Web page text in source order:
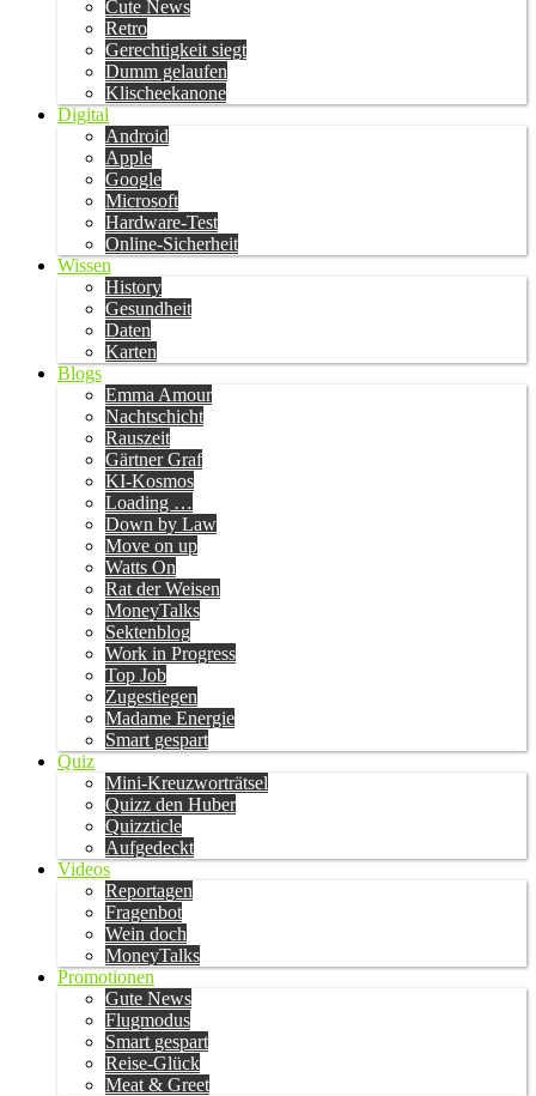
Cute News
Retro
Gerechtigkeit siegt
Dumm gelaufen
Klischeekanone
Digital
Android
Apple
Google
Microsoft
Hardware-Test
Online-Sicherheit
Wissen
History
Gesundheit
Daten
Karten
Blogs
Emma Amour
Nachtschicht
Rauszeit
Gärtner Graf
KI-Kosmos
Loading …
Down by Law
Move on up
Watts On
Rat der Weisen
MoneyTalks
Sektenblog
Work in Progress
Top Job
Zugestiegen
Madame Energie
Smart gespart
Quiz
Mini-Kreuzworträtsel
Quizz den Huber
Quizzticle
Aufgedeckt
Videos
Reportagen
Fragenbot
Wein doch
MoneyTalks
Promotionen
Gute News
Flugmodus
Smart gespart
Reise-Glück
Meat & Greet